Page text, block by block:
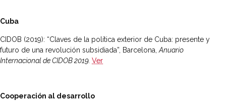
Cuba
CIDOB (2019): “Claves de la política exterior de Cuba: presente y
futuro de una revolución subsidiada”, Barcelona, Anuario
Internacional de CIDOB 2019. Ver
Cooperación al desarrollo